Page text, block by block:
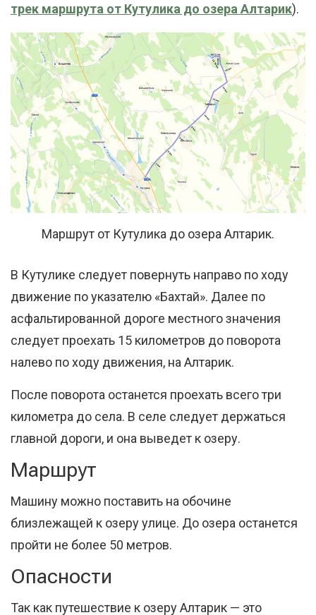
трек маршрута от Кутулика до озера Алтарик).
Маршрут от Кутулика до озера Алтарик.
В Кутулике следует повернуть направо по ходу
движение по указателю «Бахтай». Далее по
асфальтированной дороге местного значения
следует проехать 15 километров до поворота
налево по ходу движения, на Алтарик.
После поворота останется проехать всего три
километра до села. В селе следует держаться
главной дороги, и она выведет к озеру.
Маршрут
Машину можно поставить на обочине
близлежащей к озеру улице. До озера останется
пройти не более 50 метров.
Опасности
Так как путешествие к озеру Алтарик — это